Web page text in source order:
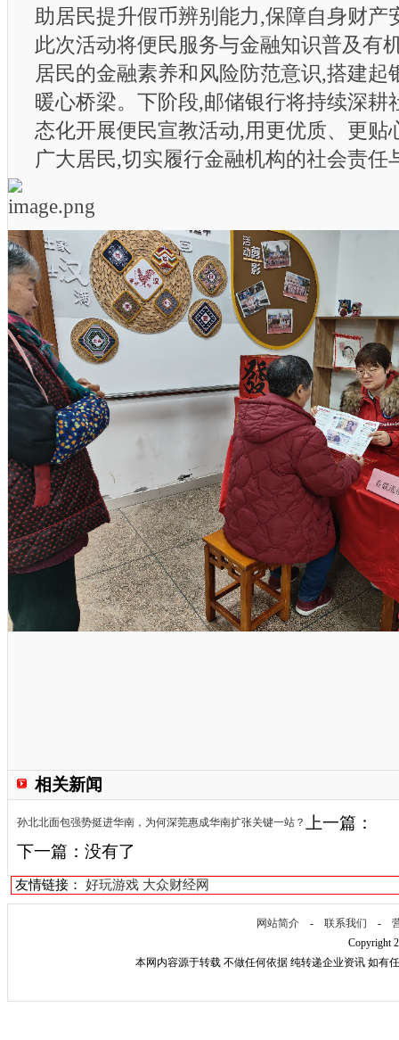
助居民提升假币辨别能力,保障自身财产
此次活动将便民服务与金融知识普及有
居民的金融素养和风险防范意识,搭建起
暖心桥梁。下阶段,邮储银行将持续深耕
态化开展便民宣教活动,用更优质、更贴
广大居民,切实履行金融机构的社会责任
相关新闻
上一篇：
孙北北面包强势挺进华南，为何深莞惠成华南扩张关键一站？
下一篇：没有了
友情链接： 好玩游戏 大众财经网
网站简介 - 联系我们 -
Copyright
本网内容源于转载 不做任何依据 纯转递企业资讯 如有